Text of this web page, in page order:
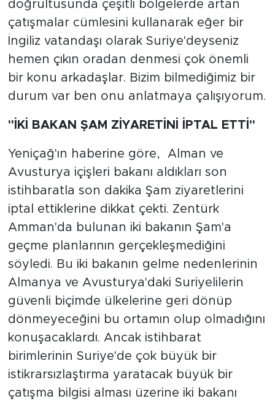
doğrultusunda çeşitli bölgelerde artan
çatışmalar cümlesini kullanarak eğer bir
İngiliz vatandaşı olarak Suriye'deyseniz
hemen çıkın oradan denmesi çok önemli
bir konu arkadaşlar. Bizim bilmediğimiz bir
durum var ben onu anlatmaya çalışıyorum.
"İKİ BAKAN ŞAM ZİYARETİNİ İPTAL ETTİ"
Yeniçağ'ın haberine göre, Alman ve
Avusturya içişleri bakanı aldıkları son
istihbaratla son dakika Şam ziyaretlerini
iptal ettiklerine dikkat çekti. Zentürk
Amman'da bulunan iki bakanın Şam'a
geçme planlarının gerçekleşmediğini
söyledi. Bu iki bakanın gelme nedenlerinin
Almanya ve Avusturya'daki Suriyelilerin
güvenli biçimde ülkelerine geri dönüp
dönmeyeceğini bu ortamın olup olmadığını
konuşacaklardı. Ancak istihbarat
birimlerinin Suriye'de çok büyük bir
istikrarsızlaştırma yaratacak büyük bir
çatışma bilgisi alması üzerine iki bakanı